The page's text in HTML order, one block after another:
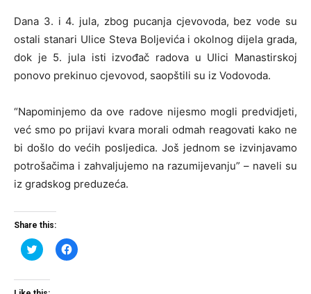
Dana 3. i 4. jula, zbog pucanja cjevovoda, bez vode su
ostali stanari Ulice Steva Boljevića i okolnog dijela grada,
dok je 5. jula isti izvođač radova u Ulici Manastirskoj
ponovo prekinuo cjevovod, saopštili su iz Vodovoda.
“Napominjemo da ove radove nijesmo mogli predvidjeti,
već smo po prijavi kvara morali odmah reagovati kako ne
bi došlo do većih posljedica. Još jednom se izvinjavamo
potrošačima i zahvaljujemo na razumijevanju” – naveli su
iz gradskog preduzeća.
Share this:
Click
to
Twitter
Click
to